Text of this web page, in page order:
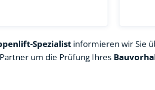
Spezialist informieren wir Sie
um die Prüfung Ihres